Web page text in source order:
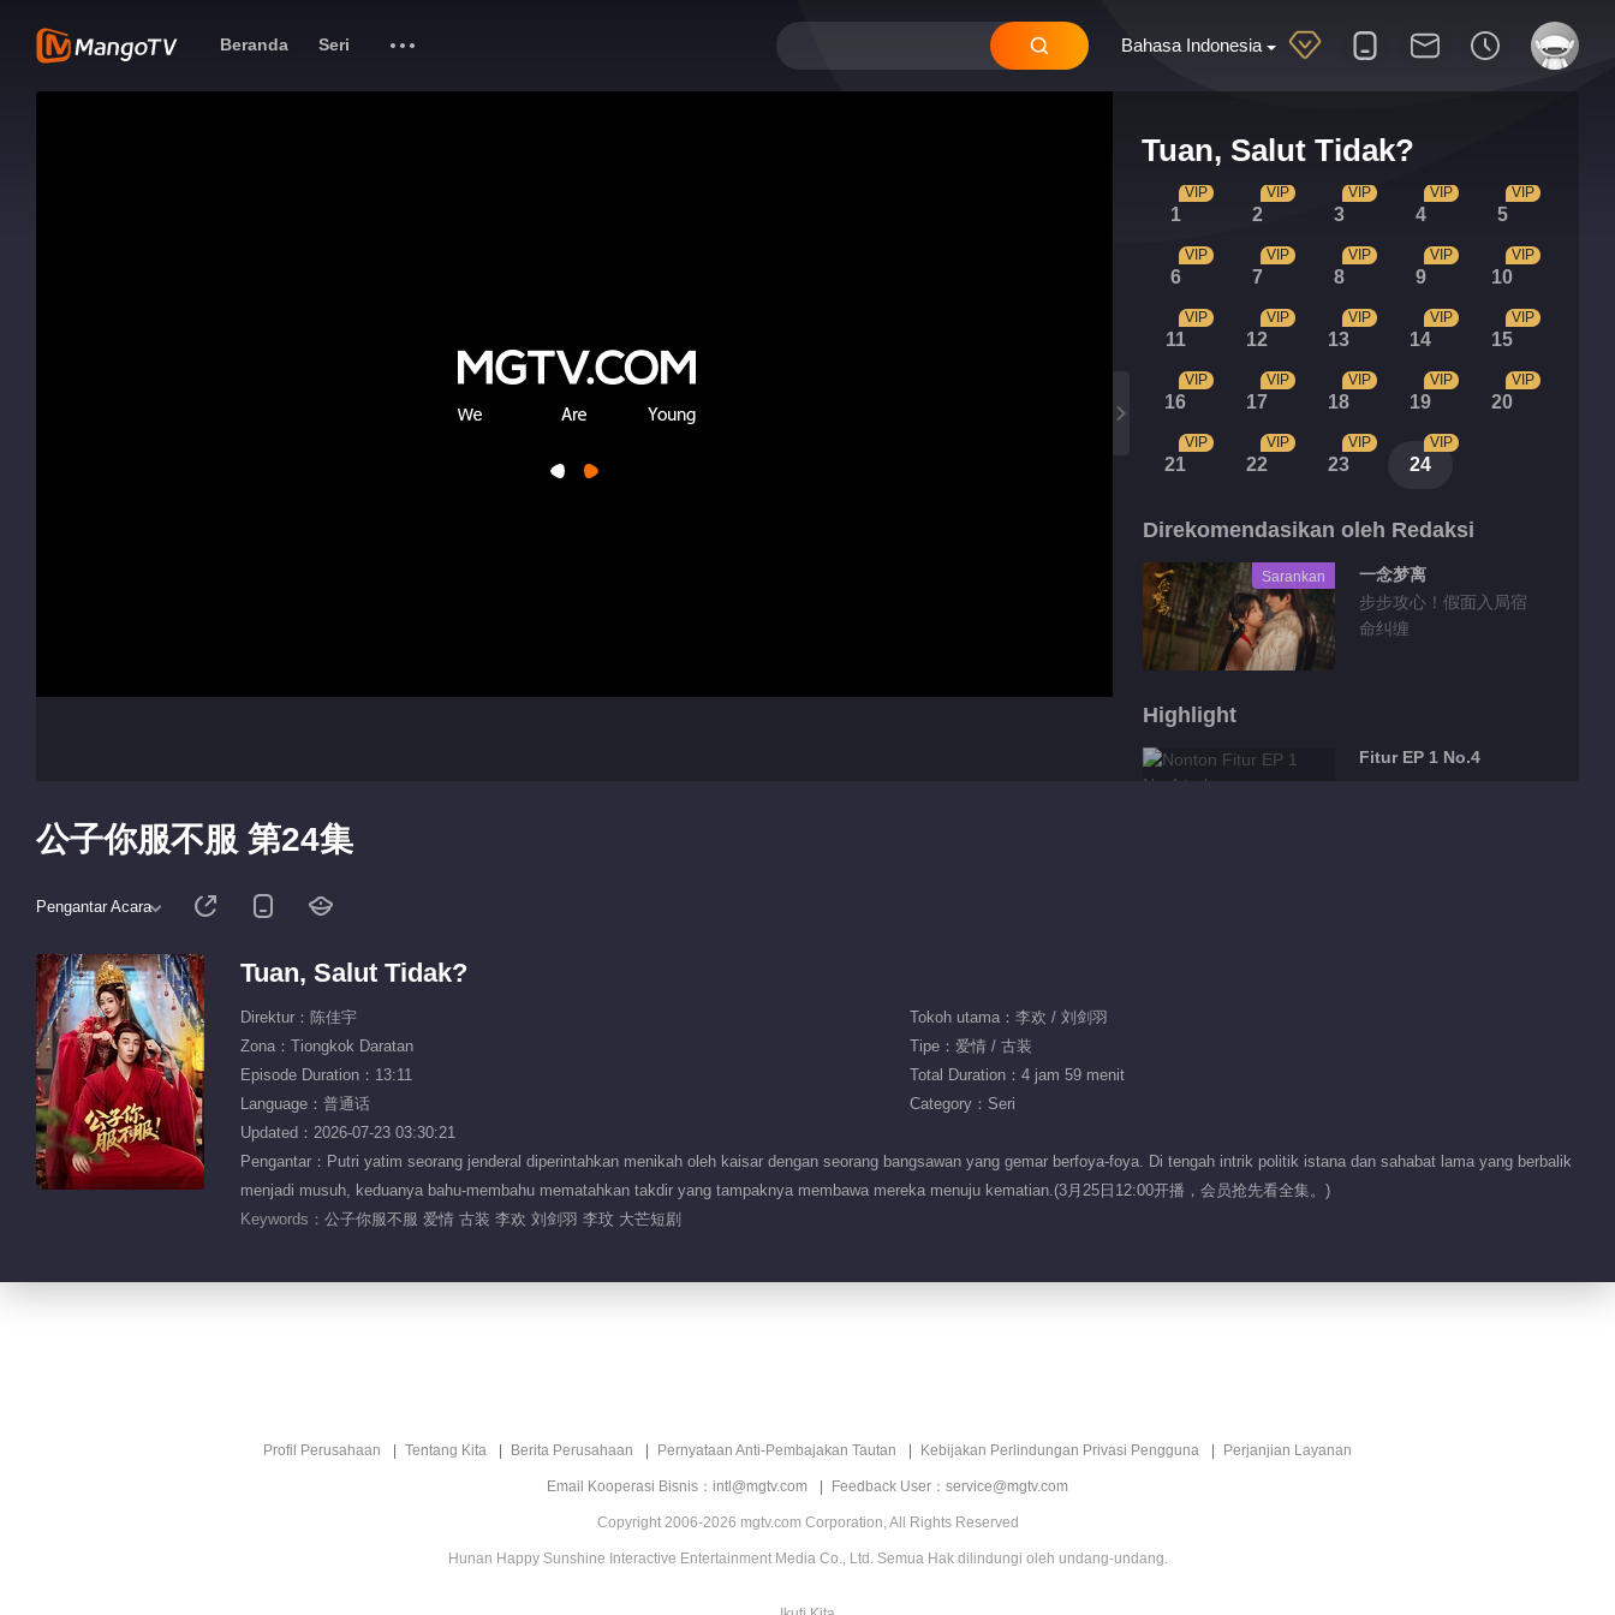
Bahasa Indonesia
Beranda Seri
Tuan, Salut Tidak?
1
VIP
2
VIP
3
VIP
4
VIP
5
VIP
6
VIP
7
VIP
8
VIP
9
VIP
10
VIP
11
VIP
12
VIP
13
VIP
14
VIP
15
VIP
16
VIP
17
VIP
18
VIP
19
VIP
20
VIP
21
VIP
22
VIP
23
VIP
24
VIP
Direkomendasikan oleh Redaksi
Sarankan
一念梦离
步步攻心！假面入局宿
命纠缠
Highlight
Fitur EP 1 No.4
公子你服不服 第24集
Pengantar Acara
Tuan, Salut Tidak?
Direktur：陈佳宇
Tokoh utama：李欢 / 刘剑羽
Zona：Tiongkok Daratan
Tipe：爱情 / 古装
Episode Duration：13:11
Total Duration：4 jam 59 menit
Language：普通话
Category：Seri
Updated：2026-07-23 03:30:21
Pengantar：Putri yatim seorang jenderal diperintahkan menikah oleh kaisar dengan seorang bangsawan yang gemar berfoya-foya. Di tengah intrik politik istana dan sahabat lama yang berbalik
menjadi musuh, keduanya bahu-membahu mematahkan takdir yang tampaknya membawa mereka menuju kematian.(3月25日12:00开播，会员抢先看全集。)
Keywords： 公子你服不服 爱情 古装 李欢 刘剑羽 李玟 大芒短剧
Profil Perusahaan Tentang Kita Berita Perusahaan Pernyataan Anti-Pembajakan Tautan Kebijakan Perlindungan Privasi Pengguna Perjanjian Layanan
Email Kooperasi Bisnis：intl@mgtv.com Feedback User：service@mgtv.com
Copyright 2006-2026 mgtv.com Corporation, All Rights Reserved
Hunan Happy Sunshine Interactive Entertainment Media Co., Ltd. Semua Hak dilindungi oleh undang-undang.